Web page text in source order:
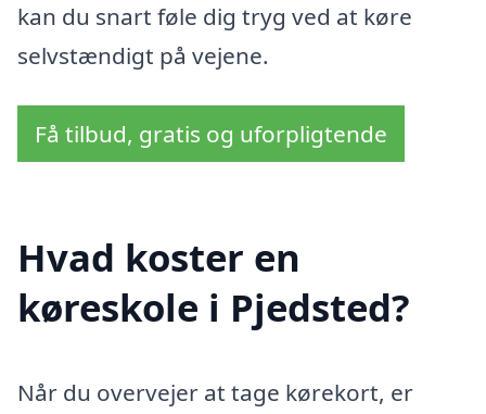
kan du snart føle dig tryg ved at køre
selvstændigt på vejene.
Få tilbud, gratis og uforpligtende
Hvad koster en
køreskole i Pjedsted?
Når du overvejer at tage kørekort, er